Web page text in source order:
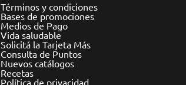
Términos y condiciones
Bases de promociones
Medios de Pago
Vida saludable
Solicitá la Tarjeta Más
Consulta de Puntos
Nuevos catálogos
Recetas
Política de privacidad